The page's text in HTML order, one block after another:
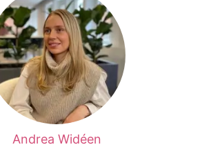
Andrea Widéen